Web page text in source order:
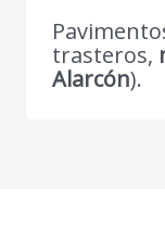
trasteros,
Alarcón).